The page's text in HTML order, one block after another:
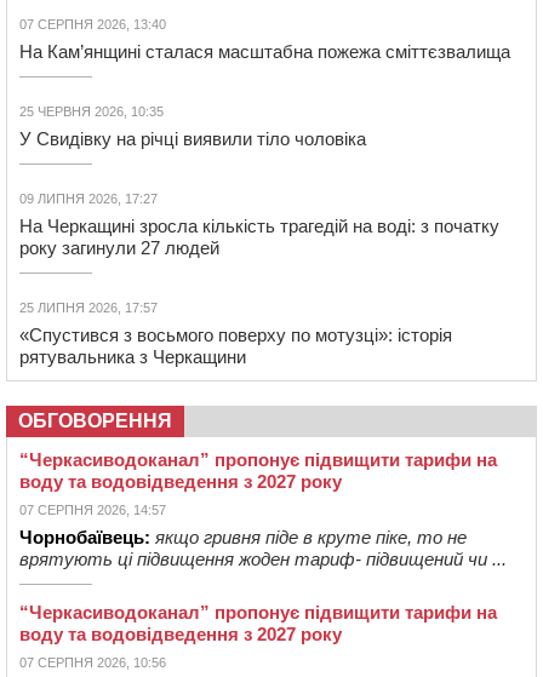
07 СЕРПНЯ 2026, 13:40
На Кам’янщині сталася масштабна пожежа сміттєзвалища
25 ЧЕРВНЯ 2026, 10:35
У Свидівку на річці виявили тіло чоловіка
09 ЛИПНЯ 2026, 17:27
На Черкащині зросла кількість трагедій на воді: з початку
року загинули 27 людей
25 ЛИПНЯ 2026, 17:57
«Спустився з восьмого поверху по мотузці»: історія
рятувальника з Черкащини
ОБГОВОРЕННЯ
“Черкасиводоканал” пропонує підвищити тарифи на
воду та водовідведення з 2027 року
07 СЕРПНЯ 2026, 14:57
Чорнобаївець: якщо гривня піде в круте піке, то не
врятують ці підвищення жоден тариф- підвищений чи ...
“Черкасиводоканал” пропонує підвищити тарифи на
воду та водовідведення з 2027 року
07 СЕРПНЯ 2026, 10:56